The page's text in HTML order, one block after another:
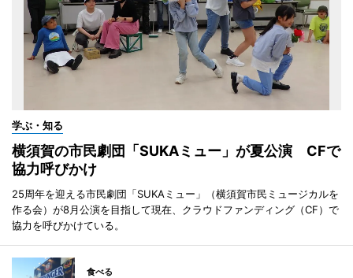
学ぶ・知る
横須賀の市民劇団「SUKAミュー」が夏公演 CFで
協力呼びかけ
25周年を迎える市民劇団「SUKAミュー」（横須賀市民ミュージカルを
作る会）が8月公演を目指して現在、クラウドファンディング（CF）で
協力を呼びかけている。
食べる